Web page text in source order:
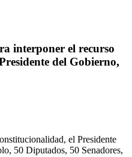
interponer el recurso
del Gobierno,
el Presidente
50 Diputados, 50 Senadores,